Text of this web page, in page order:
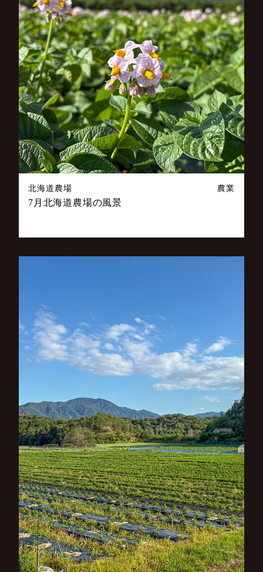
北海道農場 農業
7月北海道農場の風景